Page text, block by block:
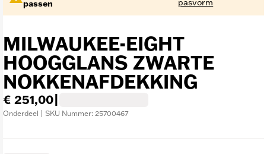
passen
pasvorm
MILWAUKEE-EIGHT
HOOGGLANS ZWARTE
NOKKENAFDEKKING
€ 251,00
Onderdeel | SKU Nummer: 25700467